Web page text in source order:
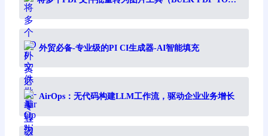
外贸必备-专业级的PI CI生成器-AI智能填充
AirOps：无代码构建LLM工作流，驱动企业业务增长